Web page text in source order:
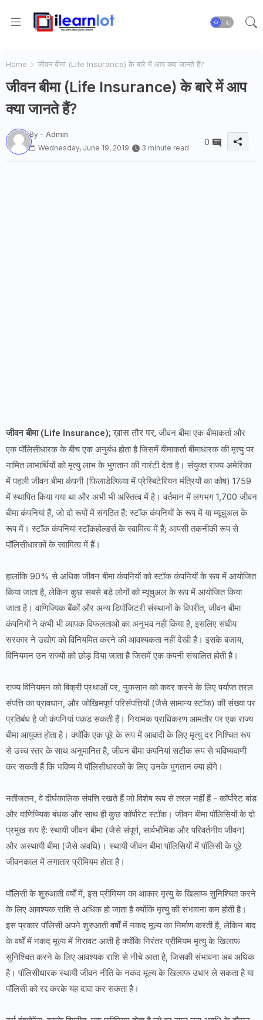
Home जीवन बीमा (Life Insurance) के बारे में आप क्या जानते हैं?
जीवन बीमा (Life Insurance) के बारे में आप
क्या जानते हैं?
By - Admin
Wednesday, June 19, 2019
3 minute read
0
जीवन बीमा (Life Insurance); ख़ास तौर पर,जीवन बीमा एक बीमाकर्ता और
एक पॉलिसीधारक के बीच एक अनुबंध होता है जिसमें बीमाकर्ता बीमाधारक की मृत्यु पर
नामित लाभार्थियों को मृत्यु लाभ के भुगतान की गारंटी देता है। संयुक्त राज्य अमेरिका
में पहली जीवन बीमा कंपनी (फिलाडेल्फिया में प्रेस्बिटेरियन मंत्रियों का कोष) 1759
में स्थापित किया गया था और अभी भी अस्तित्व में है। वर्तमान में लगभग 1,700 जीवन
बीमा कंपनियां हैं, जो दो रूपों में संगठित हैं: स्टॉक कंपनियों के रूप में या म्यूचुअल के
रूप में। स्टॉक कंपनियां स्टॉकहोल्डर्स के स्वामित्व में हैं; आपसी तकनीकी रूप से
पॉलिसीधारकों के स्वामित्व में हैं।
हालांकि 90% से अधिक जीवन बीमा कंपनियों को स्टॉक कंपनियों के रूप में आयोजित
किया जाता है, लेकिन कुछ सबसे बड़े लोगों को म्यूचुअल के रूप में आयोजित किया
जाता है। वाणिज्यिक बैंकों और अन्य डिपॉजिटरी संस्थानों के विपरीत, जीवन बीमा
कंपनियों ने कभी भी व्यापक विफलताओं का अनुभव नहीं किया है, इसलिए संघीय
सरकार ने उद्योग को विनियमित करने की आवश्यकता नहीं देखी है। इसके बजाय,
विनियमन उन राज्यों को छोड़ दिया जाता है जिसमें एक कंपनी संचालित होती है।
राज्य विनियमन को बिक्री प्रथाओं पर, नुकसान को कवर करने के लिए पर्याप्त तरल
संपत्ति का प्रावधान, और जोखिमपूर्ण परिसंपत्तियों (जैसे सामान्य स्टॉक) की संख्या पर
प्रतिबंध है जो कंपनियां पकड़ सकती हैं। नियामक प्राधिकरण आमतौर पर एक राज्य
बीमा आयुक्त होता है। क्योंकि एक पूरे के रूप में आबादी के लिए मृत्यु दर निश्चित रूप
से उच्च स्तर के साथ अनुमानित है, जीवन बीमा कंपनियां सटीक रूप से भविष्यवाणी
कर सकती हैं कि भविष्य में पॉलिसीधारकों के लिए उनके भुगतान क्या होंगे।
नतीजतन, वे दीर्घकालिक संपत्ति रखते हैं जो विशेष रूप से तरल नहीं हैं - कॉर्पोरेट बांड
और वाणिज्यिक बंधक और साथ ही कुछ कॉर्पोरेट स्टॉक। जीवन बीमा पॉलिसियों के दो
प्रमुख रूप हैं: स्थायी जीवन बीमा (जैसे संपूर्ण, सार्वभौमिक और परिवर्तनीय जीवन)
और अस्थायी बीमा (जैसे अवधि)। स्थायी जीवन बीमा पॉलिसियों में पॉलिसी के पूरे
जीवनकाल में लगातार प्रीमियम होता है।
पॉलिसी के शुरुआती वर्षों में, इस प्रीमियम का आकार मृत्यु के खिलाफ सुनिश्चित करने
के लिए आवश्यक राशि से अधिक हो जाता है क्योंकि मृत्यु की संभावना कम होती है।
इस प्रकार पॉलिसी अपने शुरुआती वर्षों में नकद मूल्य का निर्माण करती है, लेकिन बाद
के वर्षों में नकद मूल्य में गिरावट आती है क्योंकि निरंतर प्रीमियम मृत्यु के खिलाफ
सुनिश्चित करने के लिए आवश्यक राशि से नीचे आता है, जिसकी संभावना अब अधिक
है। पॉलिसीधारक स्थायी जीवन नीति के नकद मूल्य के खिलाफ उधार ले सकता है या
पॉलिसी को रद्द करके यह दावा कर सकता है।